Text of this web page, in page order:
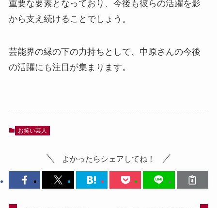
重要な要素となっており、今後も彼らの活躍を影
から支え続けることでしょう。
芸能界の縁の下の力持ちとして、中原さんの今後
の活躍にも注目が集まります。
お笑い芸人
よかったらシェアしてね！